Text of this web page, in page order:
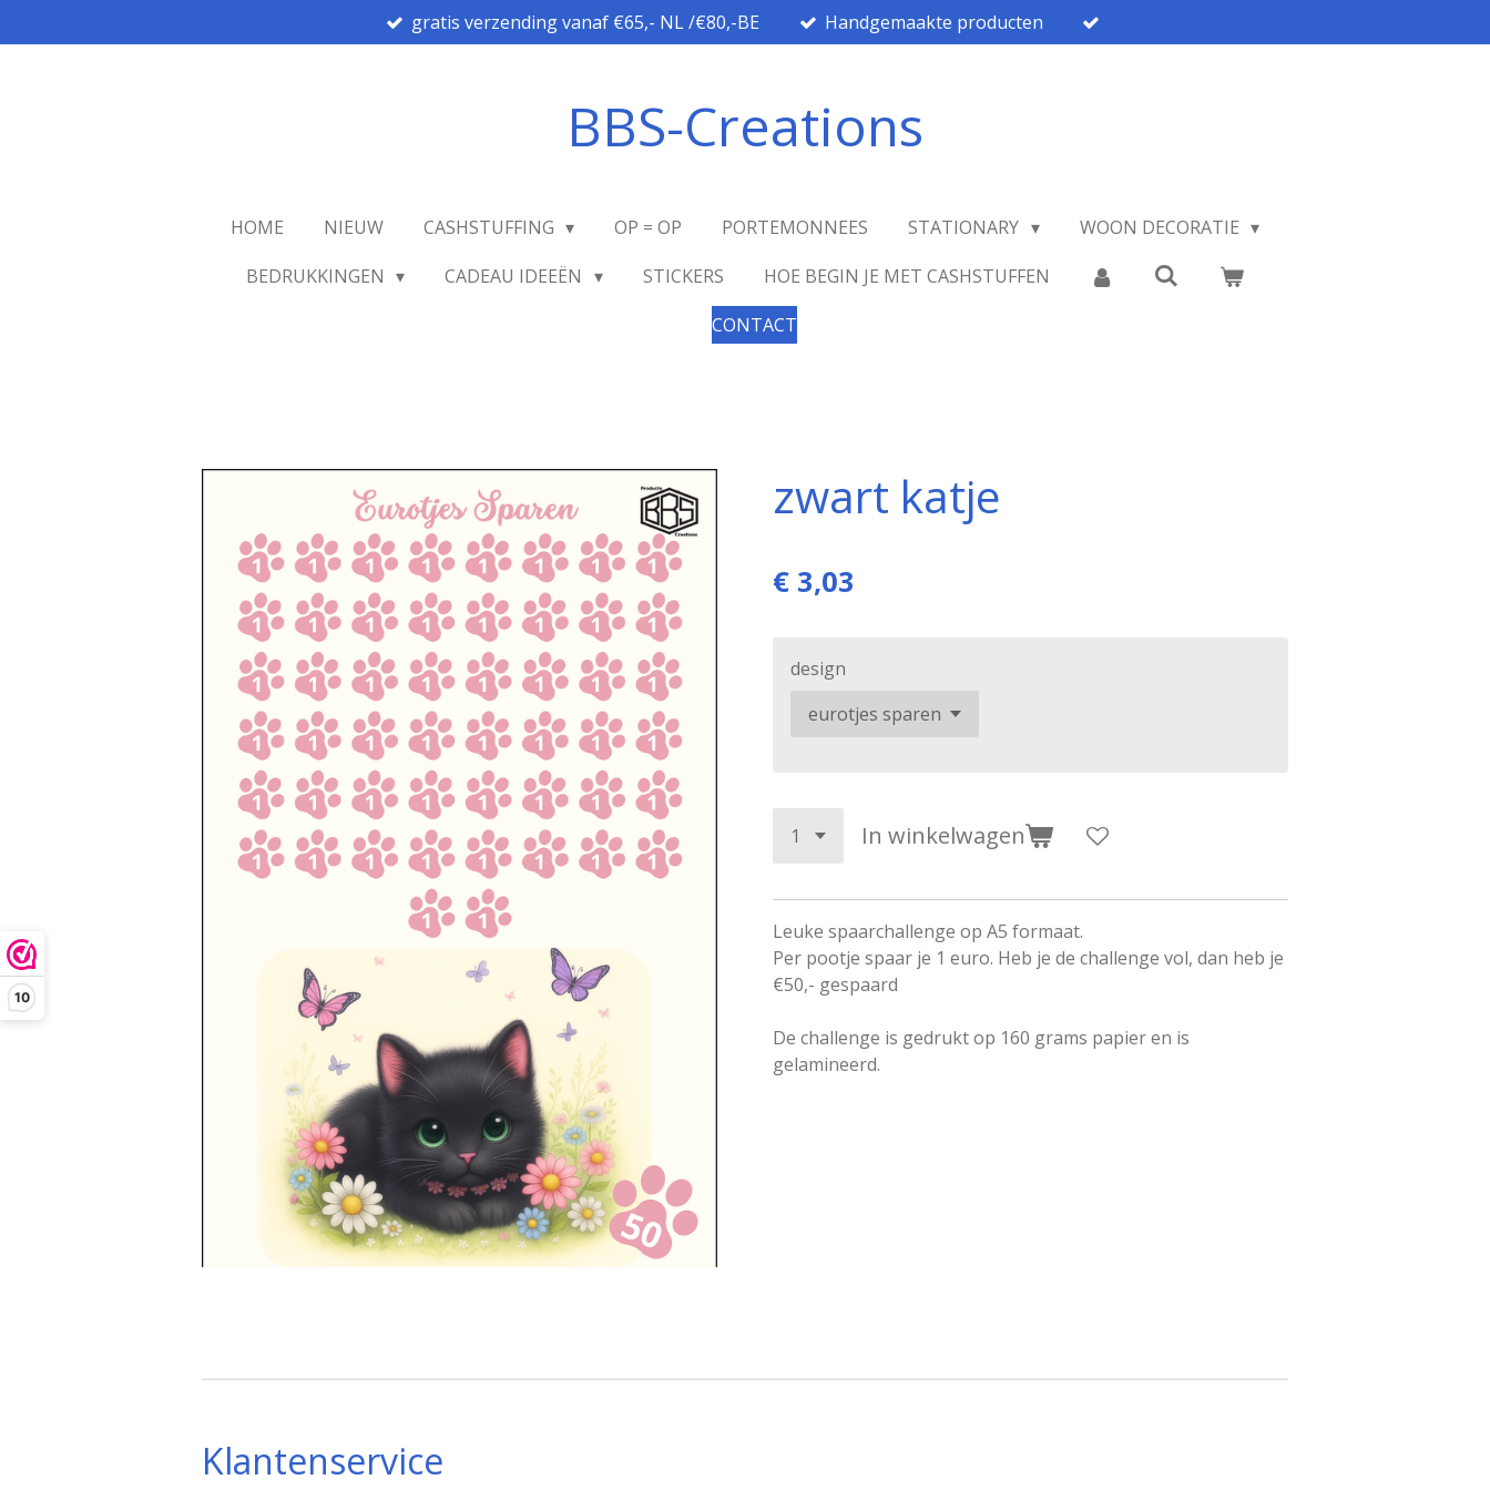
10
direct
gratis verzending vanaf €65,- NL /€80,-BE Handgemaakte producten
BBS-Creations
HOME NIEUW CASHSTUFFING OP = OP PORTEMONNEES STATIONARY
WOON DECORATIE
BEDRUKKINGEN
CADEAU IDEEËN STICKERS
HOE BEGIN JE MET CASHSTUFFEN
CONTACT
zwart katje
€ 3,03
design
In winkelwagen
Leuke spaarchallenge op A5 formaat.
Per pootje spaar je 1 euro. Heb je de challenge vol, dan heb je
€50,- gespaard
De challenge is gedrukt op 160 grams papier en is
gelamineerd.
Klantenservice